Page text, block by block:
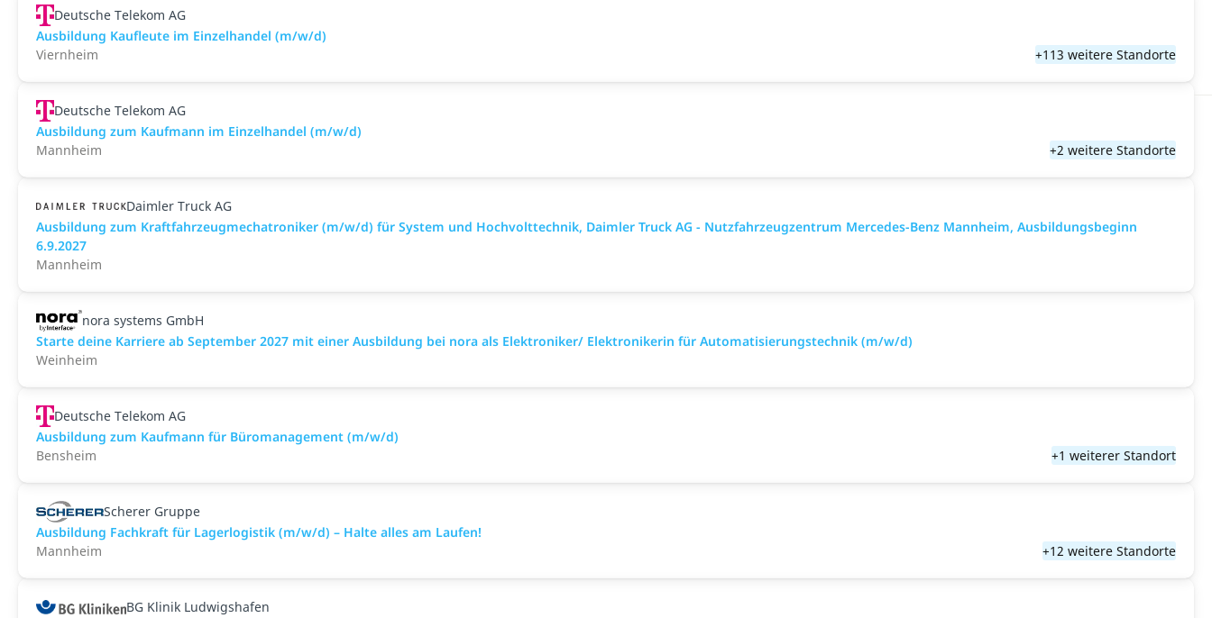
Deutsche Telekom AG
Ausbildung Kaufleute im Einzelhandel (m/w/d)
Viernheim
+113 weitere Standorte
Deutsche Telekom AG
Ausbildung zum Kaufmann im Einzelhandel (m/w/d)
Mannheim
+2 weitere Standorte
Daimler Truck AG
Ausbildung zum Kraftfahrzeugmechatroniker (m/w/d) für System und Hochvolttechnik, Daimler Truck AG - Nutzfahrzeugzentrum Mercedes-Benz Mannheim, Ausbildungsbeginn
6.9.2027
Mannheim
nora systems GmbH
Starte deine Karriere ab September 2027 mit einer Ausbildung bei nora als Elektroniker/ Elektronikerin für Automatisierungstechnik (m/w/d)
Weinheim
Deutsche Telekom AG
Ausbildung zum Kaufmann für Büromanagement (m/w/d)
Bensheim
+1 weiterer Standort
Scherer Gruppe
Ausbildung Fachkraft für Lagerlogistik (m/w/d) – Halte alles am Laufen!
Mannheim
+12 weitere Standorte
BG Klinik Ludwigshafen